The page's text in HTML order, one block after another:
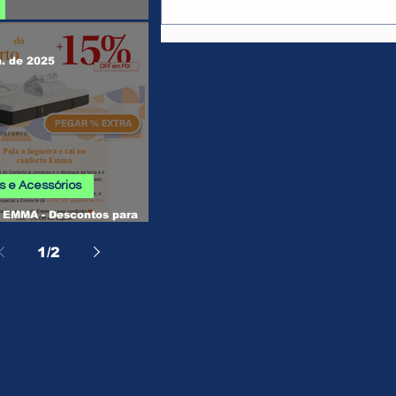
EMMA - Descontos para
e Acessórios
de 2025
1/2